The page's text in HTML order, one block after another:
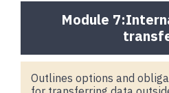
Module
Outlines options and